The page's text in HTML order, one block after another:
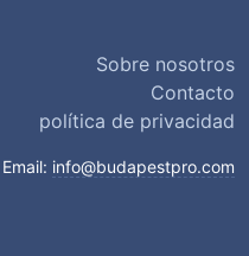
Sobre nosotros
Contacto
política de privacidad
Email: info@budapestpro.com